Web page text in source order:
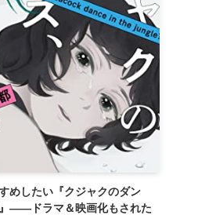
めしたい『クジャクのダン
――ドラマ＆映画化もされた